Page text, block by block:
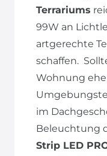
Terrariums
99W an
artgerechte
schaffen.
Wohnung
im
Beleuchtung
Strip LED